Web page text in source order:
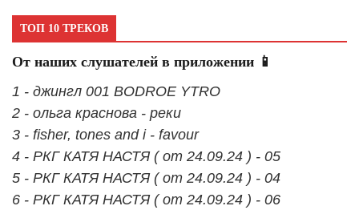
ТОП 10 ТРЕКОВ
От наших слушателей в приложении 📱
1 - джингл 001 BODROE YTRO
2 - ольга краснова - реки
3 - fisher, tones and i - favour
4 - РКГ КАТЯ НАСТЯ ( от 24.09.24 ) - 05
5 - РКГ КАТЯ НАСТЯ ( от 24.09.24 ) - 04
6 - РКГ КАТЯ НАСТЯ ( от 24.09.24 ) - 06